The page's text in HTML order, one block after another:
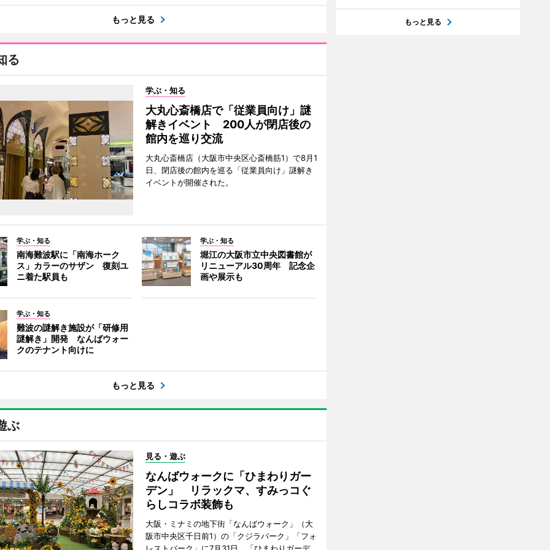
もっと見る
る
学ぶ・知る
大丸心斎橋店で「従業員向け」謎
解きイベント 200人が閉店後の
館内を巡り交流
大丸心斎橋店（大阪市中央区心斎橋筋1）で8月1
日、閉店後の館内を巡る「従業員向け」謎解き
イベントが開催された。
学ぶ・知る
南海難波駅に「南海ホーク
ス」カラーのサザン 復刻ユ
ニ着た駅員も
学ぶ・知る
堀江の大阪市立中央図書館が
リニューアル30周年 記念企
画や展示も
学ぶ・知る
難波の謎解き施設が「研修用
謎解き」開発 なんばウォー
クのテナント向けに
もっと見る
ぶ
見る・遊ぶ
なんばウォークに「ひまわりガー
デン」 リラックマ、すみっコぐ
らしコラボ装飾も
大阪・ミナミの地下街「なんばウォーク」（大
阪市中央区千日前1）の「クジラパーク」「フォ
もっと見る